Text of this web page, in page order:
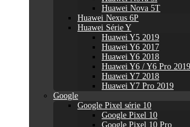
Huawei Nova 5T
Huawei Nexus 6P
Huawei Série Y
Huawei Y5 2019
Huawei Y6 2017
Huawei Y6 2018
Huawei Y6 / Y6 Pro 2019
Huawei Y7 2018
Huawei Y7 Pro 2019
Google
Google Pixel série 10
Google Pixel 10
Google Pixel 10 Pro